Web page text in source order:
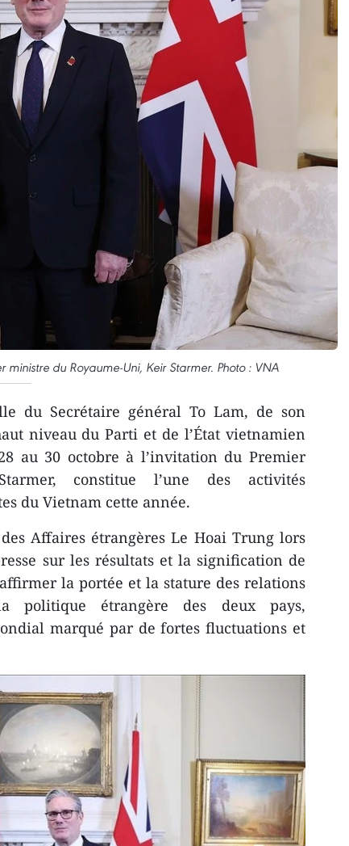
du Royaume-Uni, Keir Starmer. Photo : VNA
du Secrétaire général To Lam, de son
niveau du Parti et de l’État vietnamien
au 30 octobre à l’invitation du Premier
constitue l’une des activités
du Vietnam cette année.
Affaires étrangères Le Hoai Trung lors
sur les résultats et la signification de
la portée et la stature des relations
la politique étrangère des deux pays,
marqué par de fortes fluctuations et